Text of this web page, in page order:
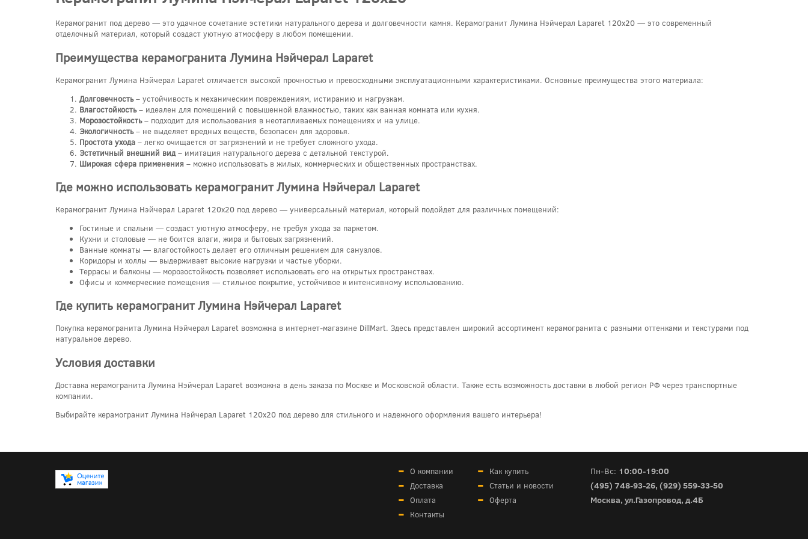
Керамогранит под дерево — это удачное сочетание эстетики натурального дерева и долговечности камня. Керамогранит Лумина Нэйчерал Laparet 120x20 — это современный
отделочный материал, который создаст уютную атмосферу в любом помещении.
Преимущества керамогранита Лумина Нэйчерал Laparet
Керамогранит Лумина Нэйчерал Laparet отличается высокой прочностью и превосходными эксплуатационными характеристиками. Основные преимущества этого материала:
Долговечность– устойчивость к механическим повреждениям, истиранию и нагрузкам.
Влагостойкость– идеален для помещений с повышенной влажностью, таких как ванная комната или кухня.
Морозостойкость– подходит для использования в неотапливаемых помещениях и на улице.
Экологичность– не выделяет вредных веществ, безопасен для здоровья.
Простота ухода – легко очищается от загрязнений и не требует сложного ухода.
Эстетичный внешний вид– имитация натурального дерева с детальной текстурой.
Широкая сфера применения – можно использовать в жилых, коммерческих и общественных пространствах.
Где можно использовать керамогранит Лумина Нэйчерал Laparet
Керамогранит Лумина Нэйчерал Laparet 120x20 под дерево — универсальный материал, который подойдет для различных помещений:
Гостиные и спальни — создаст уютную атмосферу, не требуя ухода за паркетом.
Кухни и столовые — не боится влаги, жира и бытовых загрязнений.
Ванные комнаты — влагостойкость делает его отличным решением для санузлов.
Коридоры и холлы — выдерживает высокие нагрузки и частые уборки.
Террасы и балконы — морозостойкость позволяет использовать его на открытых пространствах.
Офисы и коммерческие помещения — стильное покрытие, устойчивое к интенсивному использованию.
Где купить керамогранит Лумина Нэйчерал Laparet
Покупка керамогранита Лумина Нэйчерал Laparet возможна в интернет-магазине DillMart. Здесь представлен широкий ассортимент керамогранита с разными оттенками и текстурами под
натуральное дерево.
Условия доставки
Доставка керамогранита Лумина Нэйчерал Laparet возможна в день заказа по Москве и Московской области. Также есть возможность доставки в любой регион РФ через транспортные
компании.
Выбирайте керамогранит Лумина Нэйчерал Laparet 120x20 под дерево для стильного и надежного оформления вашего интерьера!
О компании
Как купить
Доставка
Статьи и новости
Оплата
Оферта
Контакты
Пн-Вс: 10:00-19:00
(495) 748-93-26, (929) 559-33-50
Москва, ул.Газопровод, д.4Б